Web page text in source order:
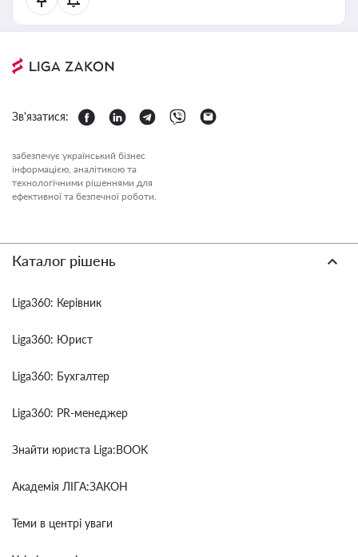
Зв'язатися:
забезпечує український бізнес
інформацією, аналітикою та
технологічними рішеннями для
ефективної та безпечної роботи.
Каталог рішень
Liga360: Керівник
Liga360: Юрист
Liga360: Бухгалтер
Liga360: PR-менеджер
Знайти юриста Liga:BOOK
Академія ЛІГА:ЗАКОН
Теми в центрі уваги